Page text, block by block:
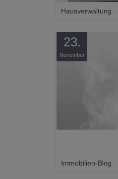
Hausverwaltung ·
23.
November
Immobilien-Blog